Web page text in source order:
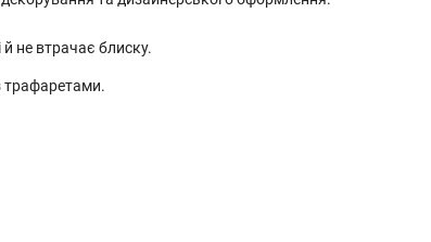
й не втрачає блиску.
трафаретами.